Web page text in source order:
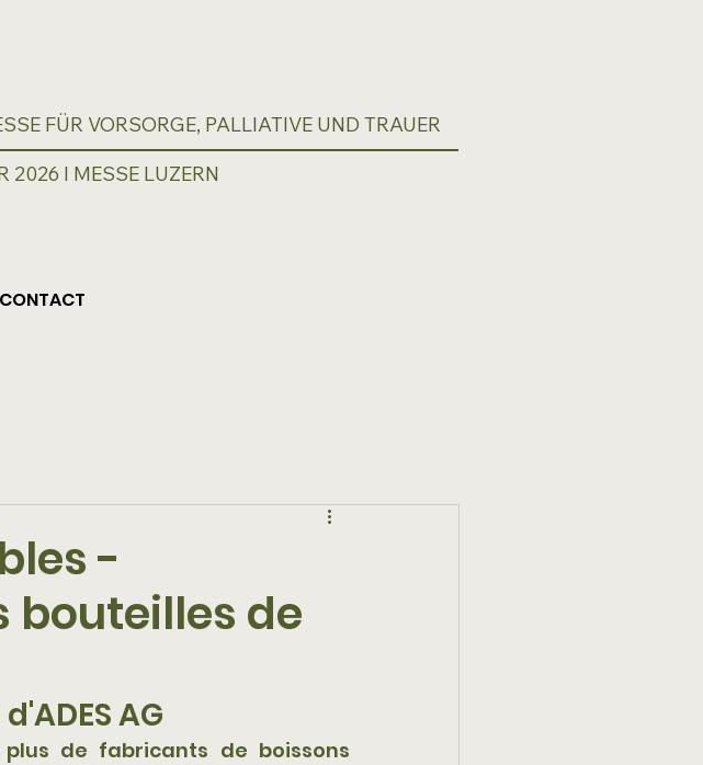
FÜR VORSORGE, PALLIATIVE UND TRAUER
2026 I MESSE LUZERN
CONTACT
-
bouteilles de
AG
de fabricants de boissons